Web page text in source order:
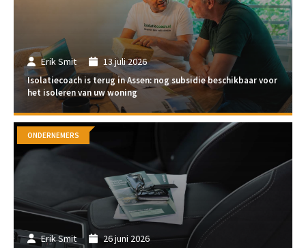
Erik Smit 13 juli 2026
Isolatiecoach is terug in Assen: nog subsidie beschikbaar voor
het isoleren van uw woning
Erik Smit 26 juni 2026
ONDERNEMERS